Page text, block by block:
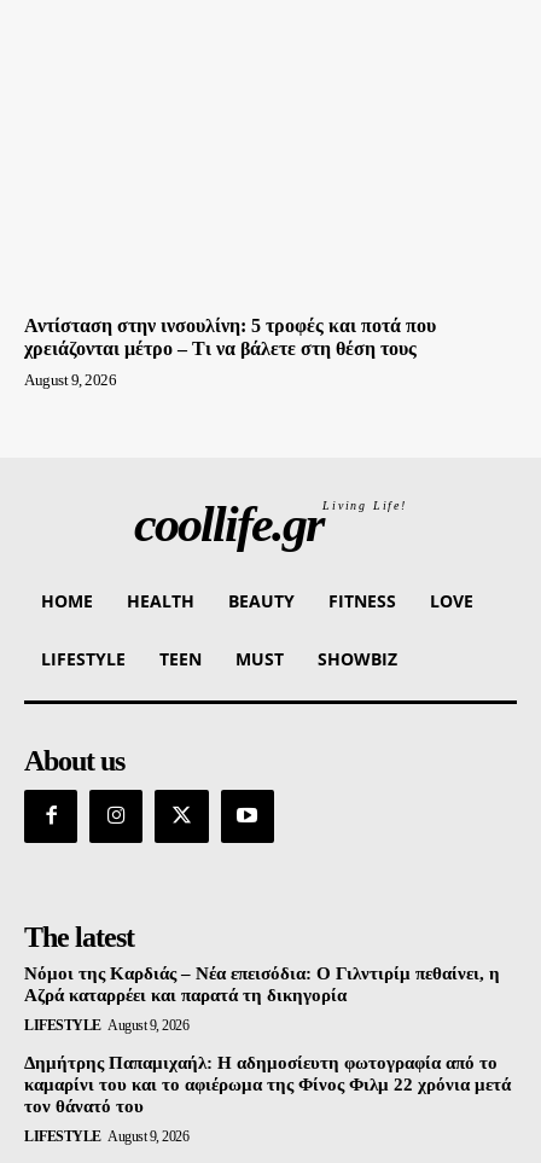
Αντίσταση στην ινσουλίνη: 5 τροφές και ποτά που
χρειάζονται μέτρο – Τι να βάλετε στη θέση τους
August 9, 2026
coollife.grLiving Life!
HOME HEALTH BEAUTY FITNESS LOVE
LIFESTYLE TEEN MUST SHOWBIZ
About us
The latest
Νόμοι της Καρδιάς – Νέα επεισόδια: Ο Γιλντιρίμ πεθαίνει, η
Αζρά καταρρέει και παρατά τη δικηγορία
LIFESTYLE August 9, 2026
Δημήτρης Παπαμιχαήλ: Η αδημοσίευτη φωτογραφία από το
καμαρίνι του και το αφιέρωμα της Φίνος Φιλμ 22 χρόνια μετά
τον θάνατό του
LIFESTYLE August 9, 2026